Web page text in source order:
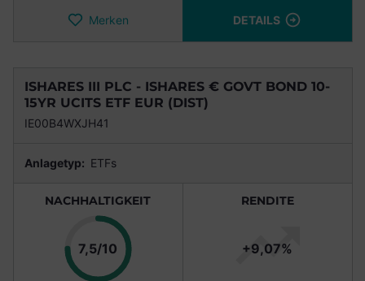
Merken DETAILS
ISHARES III PLC - ISHARES € GOVT BOND 10-
15YR UCITS ETF EUR (DIST)
IE00B4WXJH41
Anlagetyp: ETFs
NACHHALTIGKEIT
7,5/10 Punkte
RENDITE
+9,07%